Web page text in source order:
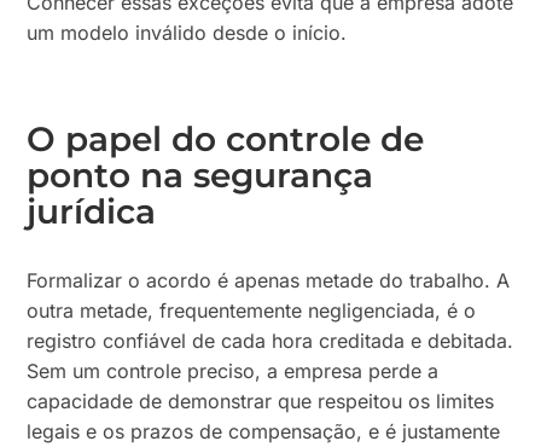
um modelo inválido desde o início.
O papel do controle de
ponto na segurança
jurídica
Formalizar o acordo é apenas metade do trabalho. A
outra metade, frequentemente negligenciada, é o
registro confiável de cada hora creditada e debitada.
Sem um controle preciso, a empresa perde a
capacidade de demonstrar que respeitou os limites
legais e os prazos de compensação, e é justamente